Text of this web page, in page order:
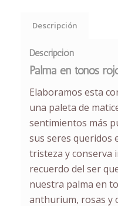
Descripción
Descripción
Palma en tonos
Elaboramos esta
una paleta de
sentimientos más
sus seres queridos
tristeza y conserva
recuerdo del ser
nuestra palma en
anthurium, rosas y